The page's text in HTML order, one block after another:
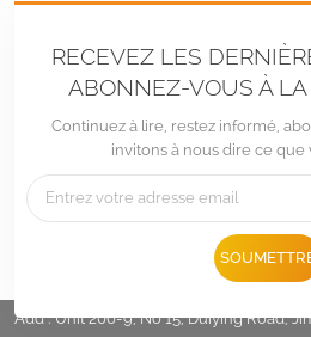
RECEVEZ LES
ABONNEZ-VOUS À
Continuez à lire, restez informé,
invitons à nous dire ce que
Sales@LandpowerSolar.com
Add : Unit 206-9, No 15, Duiying Road,